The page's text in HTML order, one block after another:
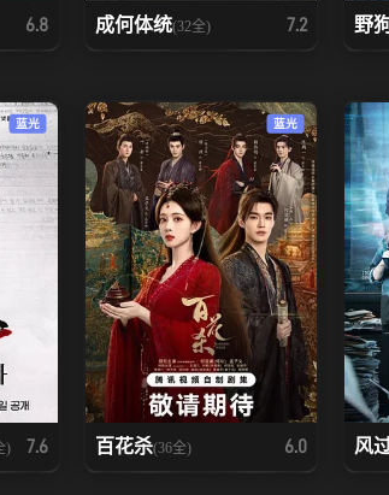
6.8 成何体统(32全) 7.2 野
蓝光
) 7.6
蓝光
百花杀(36全) 6.0 风